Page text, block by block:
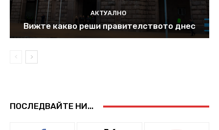
АКТУАЛНО
Вижте какво реши правителството днес
ПОСЛЕДВАЙТЕ НИ...